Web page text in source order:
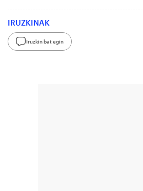
IRUZKINAK
Iruzkin bat egin